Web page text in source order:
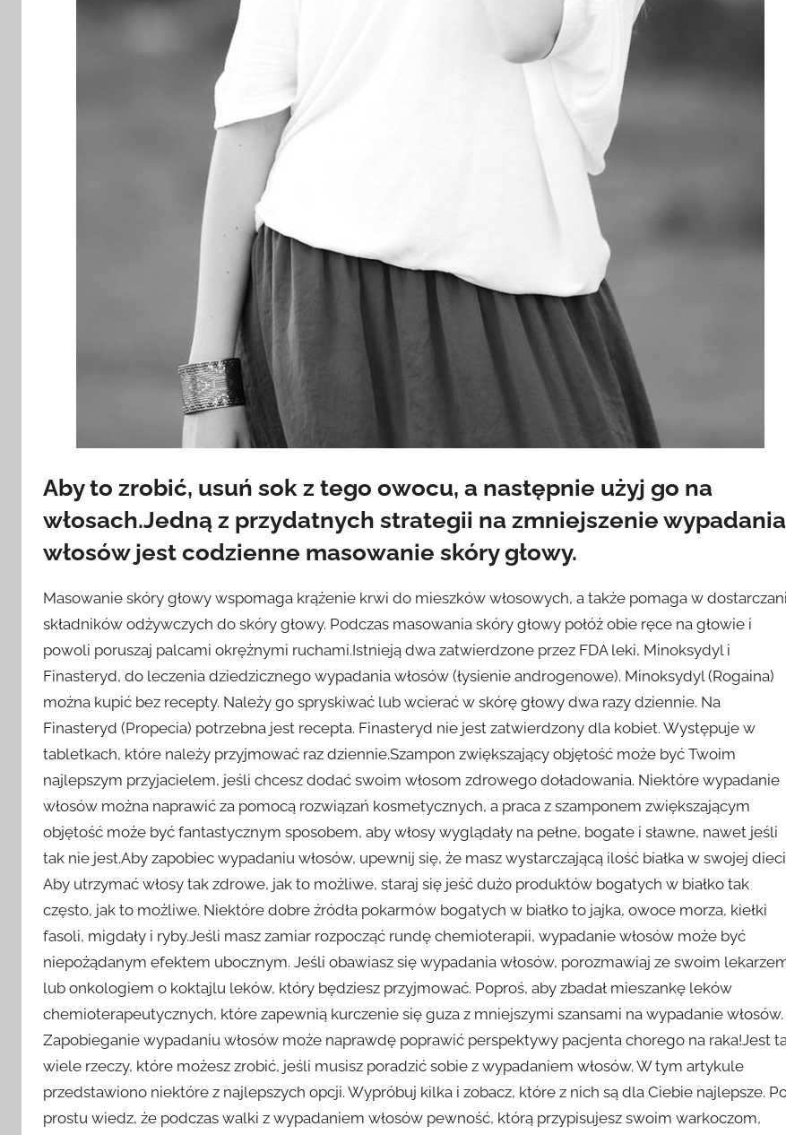
Aby to zrobić, usuń sok z tego owocu, a następnie użyj go na
włosach.Jedną z przydatnych strategii na zmniejszenie wypadania
włosów jest codzienne masowanie skóry głowy.
Masowanie skóry głowy wspomaga krążenie krwi do mieszków włosowych, a także pomaga w
składników odżywczych do skóry głowy. Podczas masowania skóry głowy połóż obie ręce na głowie i
powoli poruszaj palcami okrężnymi ruchami.Istnieją dwa zatwierdzone przez FDA leki, Minoksydyl i
Finasteryd, do leczenia dziedzicznego wypadania włosów (łysienie androgenowe). Minoksydyl (Rogaina)
można kupić bez recepty. Należy go spryskiwać lub wcierać w skórę głowy dwa razy dziennie. Na
Finasteryd (Propecia) potrzebna jest recepta. Finasteryd nie jest zatwierdzony dla kobiet. Występuje w
tabletkach, które należy przyjmować raz dziennie.Szampon zwiększający objętość może być Twoim
najlepszym przyjacielem, jeśli chcesz dodać swoim włosom zdrowego doładowania. Niektóre wypadanie
włosów można naprawić za pomocą rozwiązań kosmetycznych, a praca z szamponem zwiększającym
objętość może być fantastycznym sposobem, aby włosy wyglądały na pełne, bogate i sławne, nawet jeśli
tak nie jest.Aby zapobiec wypadaniu włosów, upewnij się, że masz wystarczającą ilość białka w swojej
Aby utrzymać włosy tak zdrowe, jak to możliwe, staraj się jeść dużo produktów bogatych w białko tak
często, jak to możliwe. Niektóre dobre źródła pokarmów bogatych w białko to jajka, owoce morza, kiełki
fasoli, migdały i ryby.Jeśli masz zamiar rozpocząć rundę chemioterapii, wypadanie włosów może być
niepożądanym efektem ubocznym. Jeśli obawiasz się wypadania włosów, porozmawiaj ze swoim
lub onkologiem o koktajlu leków, który będziesz przyjmować. Poproś, aby zbadał mieszankę leków
chemioterapeutycznych, które zapewnią kurczenie się guza z mniejszymi szansami na wypadanie włosów.
Zapobieganie wypadaniu włosów może naprawdę poprawić perspektywy pacjenta chorego na raka!Jest
wiele rzeczy, które możesz zrobić, jeśli musisz poradzić sobie z wypadaniem włosów. W tym artykule
przedstawiono niektóre z najlepszych opcji. Wypróbuj kilka i zobacz, które z nich są dla Ciebie najlepsze.
prostu wiedz, że podczas walki z wypadaniem włosów pewność, którą przypisujesz swoim warkoczom,